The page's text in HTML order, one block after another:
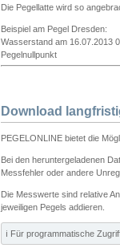
Die Pegellatte wird so
Beispiel am Pegel Dresden:
Wasserstand am 16.07.2013
Pegelnullpunkt
Download
PEGELONLINE bietet die
Bei den heruntergeladenen
Messfehler oder andere
Die Messwerte sind relative
jeweiligen Pegels addieren.
ℹ️ Für programmatische